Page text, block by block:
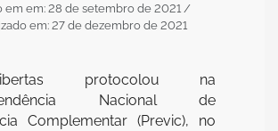
em em: 28 de setembro de 2021 /
em: 27 de dezembro de 2021
protocolou na
Nacional de
Complementar (Previc), no